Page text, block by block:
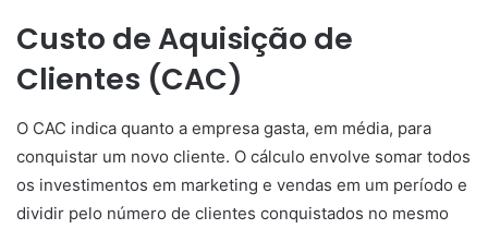
Custo de Aquisição de
Clientes (CAC)
O CAC indica quanto a empresa gasta, em média, para
conquistar um novo cliente. O cálculo envolve somar todos
os investimentos em marketing e vendas em um período e
dividir pelo número de clientes conquistados no mesmo